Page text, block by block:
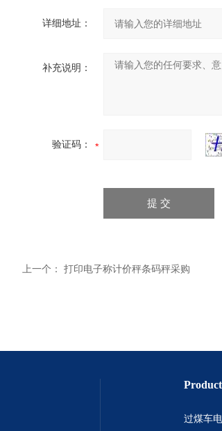
详细地址：
补充说明：
验证码：
上一个： 打印电子称计价秤条码秤采购